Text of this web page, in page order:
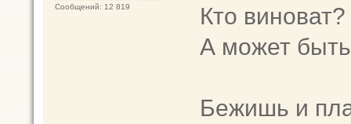
Сообщений: 12 819
Кто
А может
Бежишь и